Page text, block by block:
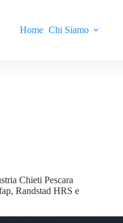
Home Chi Siamo
Chieti Pescara
Randstad HRS e